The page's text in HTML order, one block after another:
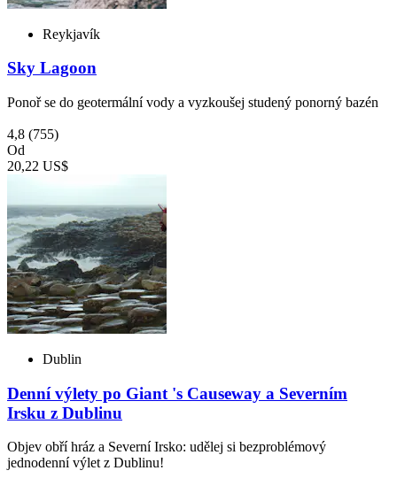
Reykjavík
Sky Lagoon
Ponoř se do geotermální vody a vyzkoušej studený ponorný bazén
4,8 (755)
Od
20,22 US$
Dublin
Denní výlety po Giant 's Causeway a Severním
Irsku z Dublinu
Objev obří hráz a Severní Irsko: udělej si bezproblémový
jednodenní výlet z Dublinu!